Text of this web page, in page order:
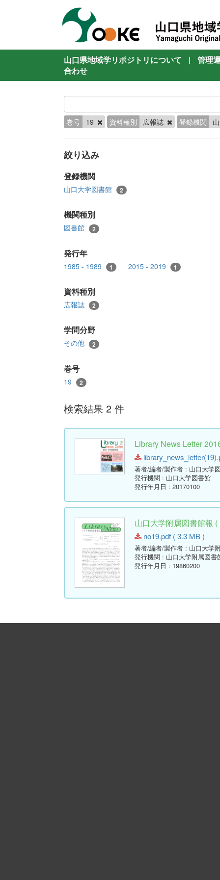
山口県地域学リポジトリについて |
管理
合わせ
巻号 19 資料種別 広報誌 登録機関
絞り込み
登録機関
山口大学図書館 2
機関種別
図書館 2
発行年
1985 - 1989 1 2015 - 2019 1
資料種別
広報誌 2
学問分野
その他 2
巻号
19 2
検索結果 2 件
Library News Letter
著者/編者/製作者 : 山口大学
発行機関 : 山口大学図書館
発行年月日 : 20170100
山口大学附属図書館報
no19.pdf ( 3.3 MB )
著者/編者/製作者 : 山口大学
発行機関 : 山口大学附属図書
発行年月日 : 19860200